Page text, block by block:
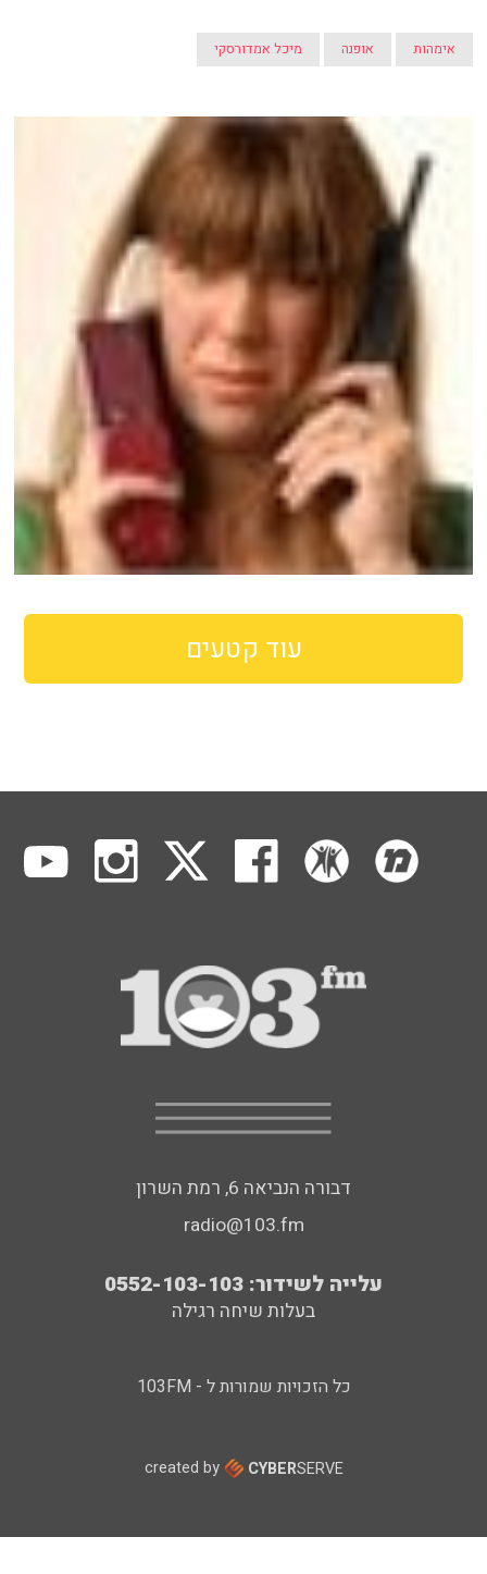
אימהות אופנה מיכל אמדורסקי
עוד קטעים
דבורה הנביאה 6, רמת השרון
radio@103.fm
עלייה לשידור: 0552-103-103
בעלות שיחה רגילה
כל הזכויות שמורות ל - 103FM
created by CYBERSERVE